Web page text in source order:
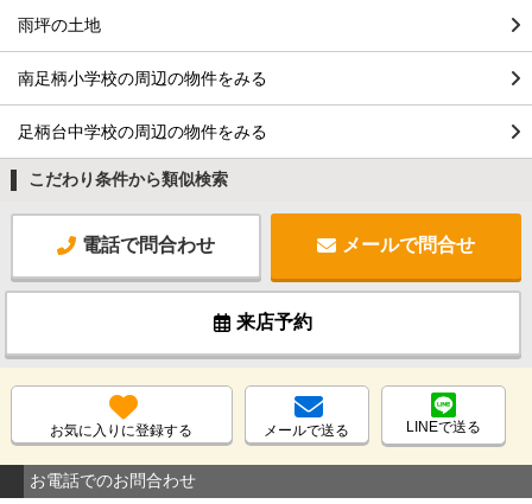
雨坪の土地
南足柄小学校の周辺の物件をみる
足柄台中学校の周辺の物件をみる
こだわり条件から類似検索
電話で問合わせ メールで問合せ
来店予約
お気に入りに登録する メールで送る LINEで送る
お電話でのお問合わせ